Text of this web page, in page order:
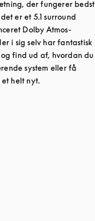
der fungerer bedst
er et 5.1 surround
Dolby Atmos-
i sig selv har fantastisk
find ud af, hvordan du
system eller få
helt nyt.